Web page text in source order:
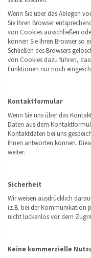
Wenn Sie über das Ablegen
Sie Ihren Browser
von Cookies ausschließen
können Sie Ihren Browser so
Schließen des Browsers
von Cookies dazu führen,
Funktionen nur noch
Kontaktformular
Wenn Sie uns über das
Daten aus dem
Kontaktdaten bei uns
Ihnen antworten können.
weiter.
Sicherheit
Wir weisen ausdrücklich
(z.B. bei der Kommunikation
nicht lückenlos vor dem
Keine kommerzielle